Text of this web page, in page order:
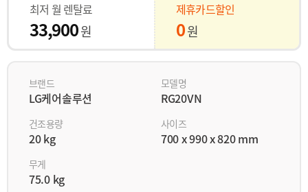
최저 월 렌탈료
33,900원
제휴카드할인
0원
브랜드
LG케어솔루션
모델명
RG20VN
건조용량
20 kg
사이즈
700 x 990 x 820 mm
무게
75.0 kg